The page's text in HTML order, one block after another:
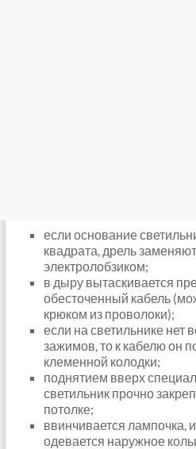
если основание
квадрата, дрель
электролобзиком;
в дыру вытаскивается
обесточенный кабель
крюком из проволоки);
если на светильнике нет
зажимов, то к кабелю он
клеменной колодки;
поднятием вверх
светильник прочно
потолке;
ввинчивается лампочка,
одевается наружное